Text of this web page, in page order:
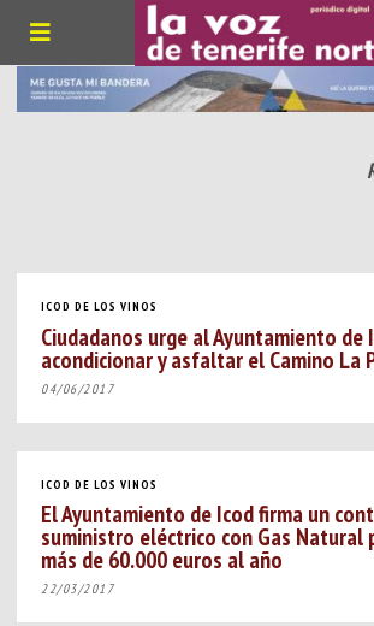
ICOD DE LOS VINOS
Ciudadanos urge al Ayuntamiento de
acondicionar y asfaltar el Camino La
04/06/2017
ICOD DE LOS VINOS
El Ayuntamiento de Icod firma un
suministro eléctrico con Gas Natural
más de 60.000 euros al año
22/03/2017